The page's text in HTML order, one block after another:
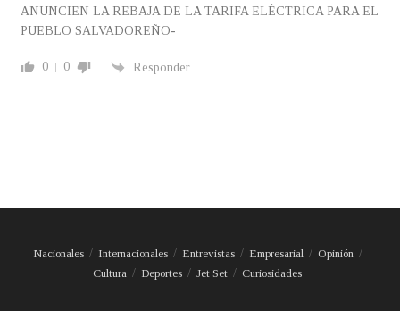
ANUNCIEN LA REBAJA DE LA TARIFA ELÉCTRICA PARA EL
PUEBLO SALVADOREÑO-
0 0 Responder
Nacionales Internacionales Entrevistas Empresarial
Opinión
Cultura
Deportes Jet Set Curiosidades